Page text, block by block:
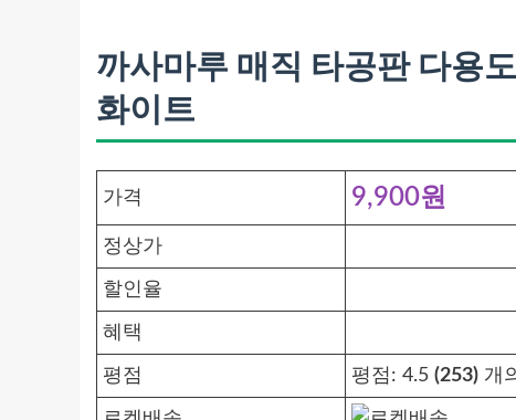
까사마루 매직 타공판 다용
화이트
가격 9,900원
정상가
할인율
혜택
평점 평점: 4.5 (253) 개